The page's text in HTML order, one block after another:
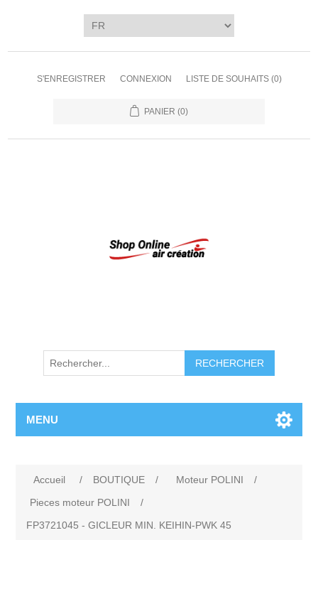
S'ENREGISTRER CONNEXION LISTE DE SOUHAITS (0)
PANIER (0)
RECHERCHER
MENU
Accueil / BOUTIQUE / Moteur POLINI
/
Pieces moteur POLINI
/
FP3721045 - GICLEUR MIN. KEIHIN-PWK 45